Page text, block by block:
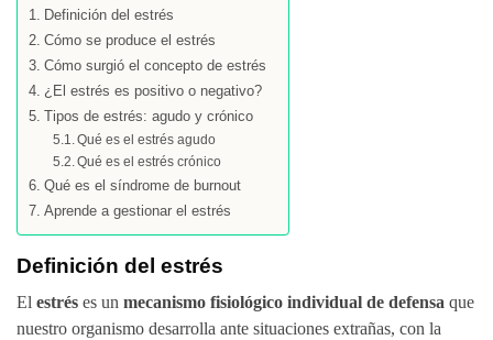
Definición del estrés
Cómo se produce el estrés
Cómo surgió el concepto de estrés
¿El estrés es positivo o negativo?
Tipos de estrés: agudo y crónico
Qué es el estrés agudo
Qué es el estrés crónico
Qué es el síndrome de burnout
Aprende a gestionar el estrés
Definición del estrés
El estrés es un mecanismo fisiológico individual de defensa que
nuestro organismo desarrolla ante situaciones extrañas, con la